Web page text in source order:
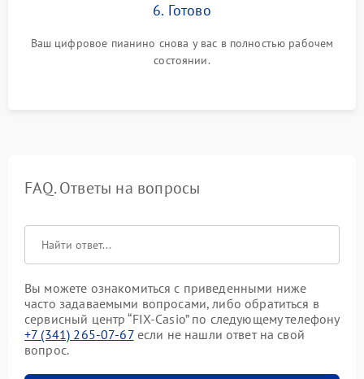
6. Готово
Ваш цифровое пианино снова у вас в полностью рабочем
состоянии.
FAQ. Ответы на вопросы
Вы можете ознакомиться с приведенными ниже
часто задаваемыми вопросами, либо обратиться в
сервисный центр “FIX-Casio” по следующему телефону
+7 (341) 265-07-67если не нашли ответ на свой
вопрос.